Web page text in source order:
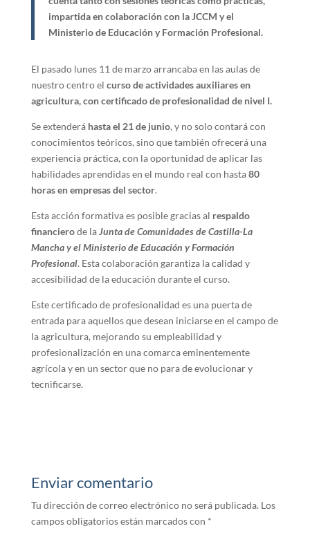
impartida en colaboración con la JCCM y el
Ministerio de Educación y Formación Profesional.
El pasado lunes 11 de marzo arrancaba en las aulas de
nuestro centro el curso de actividades auxiliares en
agricultura, con certificado de profesionalidad de nivel I.
Se extenderá hasta el 21 de junio, y no solo contará con
conocimientos teóricos, sino que también ofrecerá una
experiencia práctica, con la oportunidad de aplicar las
habilidades aprendidas en el mundo real con hasta80
horas en empresas del sector.
Esta acción formativa es posible gracias al respaldo
financierode laJunta de Comunidades de Castilla-La
Mancha y el Ministerio de Educación y Formación
Profesional. Esta colaboración garantiza la calidad y
accesibilidad de la educación durante el curso.
Este certificado de profesionalidad es una puerta de
entrada para aquellos que desean iniciarse en el campo de
la agricultura, mejorando su empleabilidad y
profesionalización en una comarca eminentemente
agrícola y en un sector que no para de evolucionar y
tecnificarse.
Enviar comentario
Tu dirección de correo electrónico no será publicada. Los
campos obligatorios están marcados con *